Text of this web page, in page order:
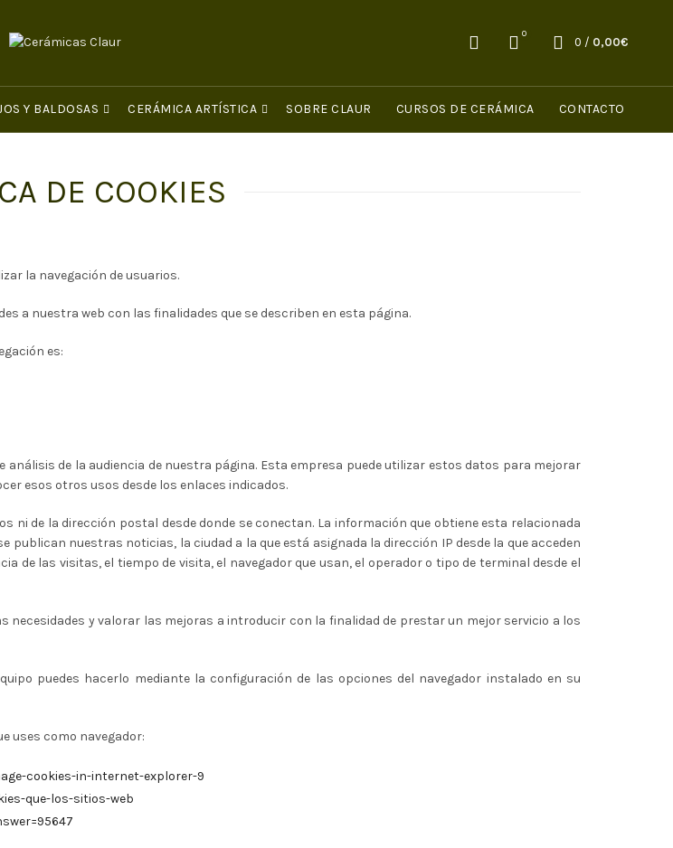
0
0 / 0,00€
Y BALDOSAS CERÁMICA ARTÍSTICA SOBRE CLAUR CURSOS DE CERÁMICA CONTACTO
DE COOKIES
la navegación de usuarios.
a nuestra web con las finalidades que se describen en esta página.
es:
de la audiencia de nuestra página. Esta empresa puede utilizar estos datos para mejorar
esos otros usos desde los enlaces indicados.
ni de la dirección postal desde donde se conectan. La información que obtiene esta relacionada
publican nuestras noticias, la ciudad a la que está asignada la dirección IP desde la que acceden
de las visitas, el tiempo de visita, el navegador que usan, el operador o tipo de terminal desde el
y valorar las mejoras a introducir con la finalidad de prestar un mejor servicio a los
puedes hacerlo mediante la configuración de las opciones del navegador instalado en su
uses como navegador:
cookies-in-internet-explorer-9
que-los-sitios-web